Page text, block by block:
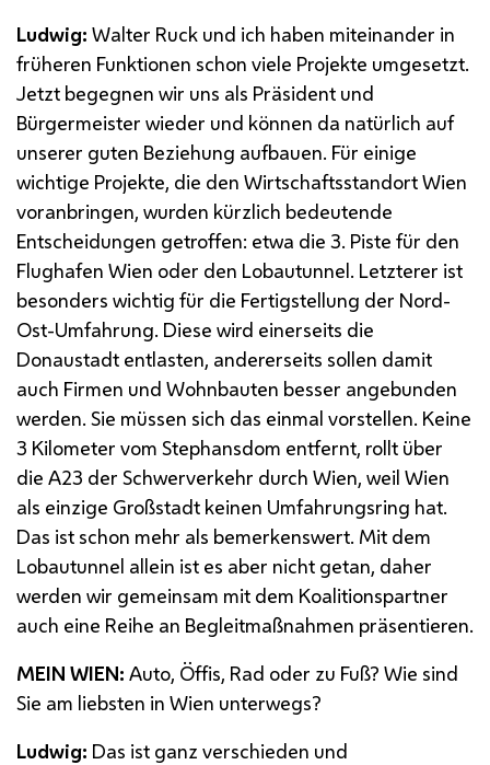
Ludwig: Walter Ruck und ich haben miteinander in
früheren Funktionen schon viele Projekte umgesetzt.
Jetzt begegnen wir uns als Präsident und
Bürgermeister wieder und können da natürlich auf
unserer guten Beziehung aufbauen. Für einige
wichtige Projekte, die den Wirtschaftsstandort Wien
voranbringen, wurden kürzlich bedeutende
Entscheidungen getroffen: etwa die 3. Piste für den
Flughafen Wien oder den Lobautunnel. Letzterer ist
besonders wichtig für die Fertigstellung der Nord-
Ost-Umfahrung. Diese wird einerseits die
Donaustadt entlasten, andererseits sollen damit
auch Firmen und Wohnbauten besser angebunden
werden. Sie müssen sich das einmal vorstellen. Keine
3 Kilometer vom Stephansdom entfernt, rollt über
die A23 der Schwerverkehr durch Wien, weil Wien
als einzige Großstadt keinen Umfahrungsring hat.
Das ist schon mehr als bemerkenswert. Mit dem
Lobautunnel allein ist es aber nicht getan, daher
werden wir gemeinsam mit dem Koalitionspartner
auch eine Reihe an Begleitmaßnahmen präsentieren.
MEIN WIEN: Auto, Öffis, Rad oder zu Fuß? Wie sind
Sie am liebsten in Wien unterwegs?
Ludwig: Das ist ganz verschieden und